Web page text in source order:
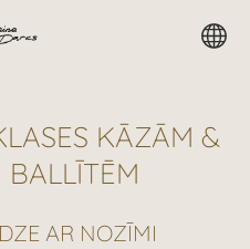
KĀZĀM &
BALLĪTĒM
AR NOZĪMI